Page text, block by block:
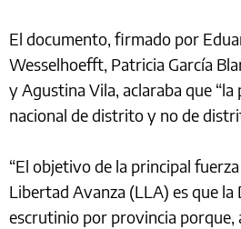
El documento, firmado por
Wesselhoefft, Patricia García
y Agustina Vila, aclaraba que “la
nacional de distrito y no de
“El objetivo de la principal
Libertad Avanza (LLA) es que la
escrutinio por provincia porque,